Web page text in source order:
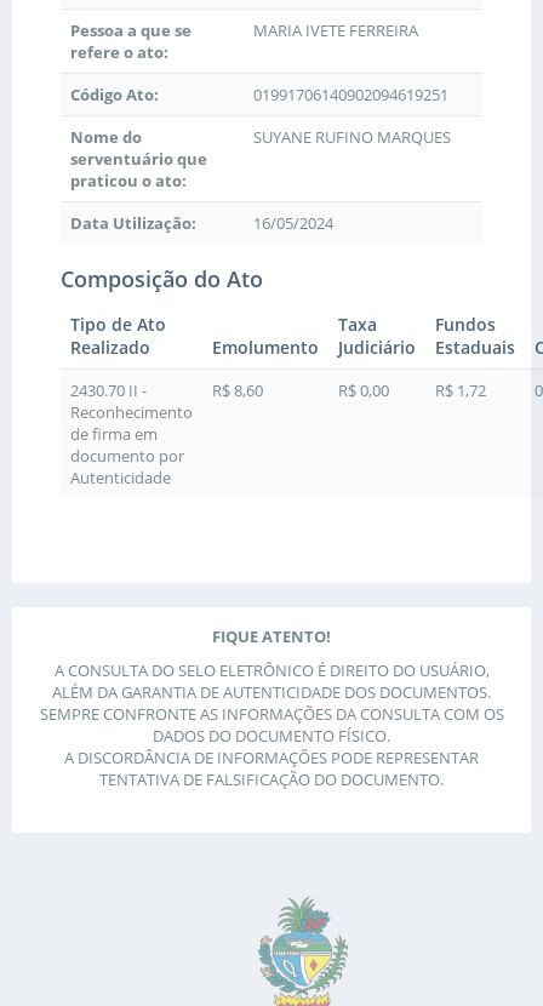
Pessoa a que se
refere o ato:
MARIA IVETE FERREIRA
Código Ato:
01991706140902094619251
Nome do
serventuário que
praticou o ato:
SUYANE RUFINO MARQUES
Data Utilização: 16/05/2024
Composição do Ato
Tipo de Ato
Realizado
Emolumento
Taxa
Judiciário
Fundos
Estaduais
2430.70 II -
Reconhecimento
de firma em
documento por
Autenticidade
R$ 8,60 R$ 0,00 R$ 1,72
FIQUE ATENTO!
A CONSULTA DO SELO ELETRÔNICO É DIREITO DO USUÁRIO,
ALÉM DA GARANTIA DE AUTENTICIDADE DOS DOCUMENTOS.
SEMPRE CONFRONTE AS INFORMAÇÕES DA CONSULTA COM OS
DADOS DO DOCUMENTO FÍSICO.
A DISCORDÂNCIA DE INFORMAÇÕES PODE REPRESENTAR
TENTATIVA DE FALSIFICAÇÃO DO DOCUMENTO.